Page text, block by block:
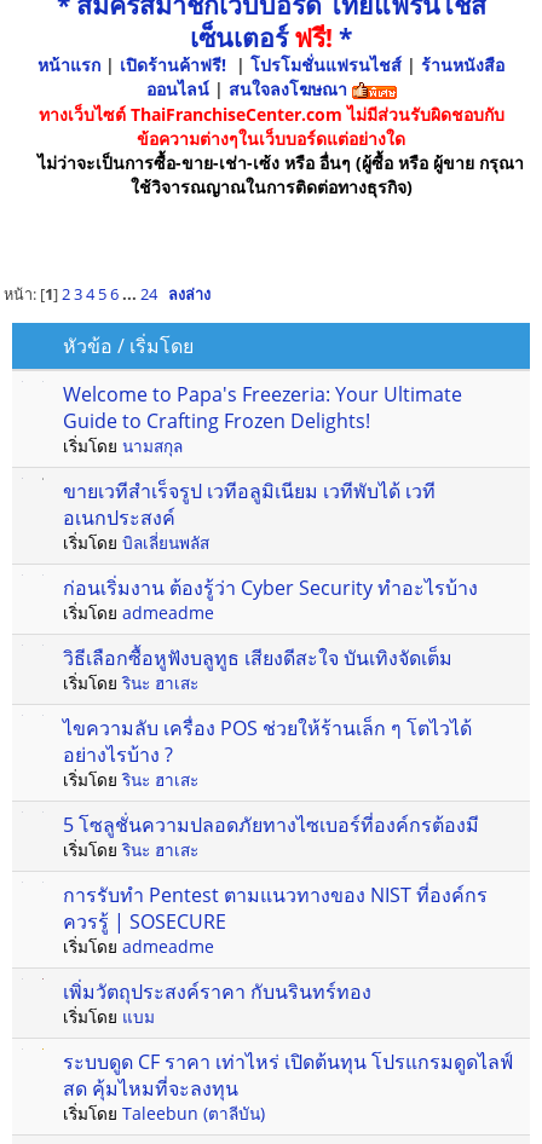
เซ็นเตอร์ฟรี! *
หน้าแรก | เปิดร้านค้าฟรี! | โปรโมชั่นแฟรนไชส์ | ร้านหนังสือ
ออนไลน์ | สนใจลงโฆษณา
ทางเว็บไซต์ ThaiFranchiseCenter.com ไม่มีส่วนรับผิดชอบกับ
ข้อความต่างๆในเว็บบอร์ดแต่อย่างใด
ไม่ว่าจะเป็นการซื้อ-ขาย-เช่า-เซ้ง หรือ อื่นๆ (ผู้ซื้อ หรือ ผู้ขาย กรุณา
ใช้วิจารณญาณในการติดต่อทางธุรกิจ)
หน้า: [1]2 3 4 5 6 ... 24 ลงล่าง
หัวข้อ / เริ่มโดย
Welcome to Papa's Freezeria: Your Ultimate
Guide to Crafting Frozen Delights!
เริ่มโดย นามสกุล
ขายเวทีสำเร็จรูป เวทีอลูมิเนียม เวทีพับได้ เวที
อเนกประสงค์
เริ่มโดย บิลเลี่ยนพลัส
ก่อนเริ่มงาน ต้องรู้ว่า Cyber Security ทําอะไรบ้าง
เริ่มโดย admeadme
วิธีเลือกซื้อหูฟังบลูทูธ เสียงดีสะใจ บันเทิงจัดเต็ม
เริ่มโดยรินะ ฮาเสะ
ไขความลับ เครื่อง POS ช่วยให้ร้านเล็ก ๆ โตไวได้
อย่างไรบ้าง ?
เริ่มโดยรินะ ฮาเสะ
5 โซลูชั่นความปลอดภัยทางไซเบอร์ที่องค์กรต้องมี
เริ่มโดยรินะ ฮาเสะ
การรับทำ Pentest ตามแนวทางของ NIST ที่องค์กร
ควรรู้ | SOSECURE
เริ่มโดย admeadme
เพิ่มวัตถุประสงค์ราคา กับนรินทร์ทอง
เริ่มโดย แบม
ระบบดูด CF ราคา เท่าไหร่ เปิดต้นทุน โปรแกรมดูดไลฟ์
สด คุ้มไหมที่จะลงทุน
เริ่มโดย Taleebun (ตาลีบัน)